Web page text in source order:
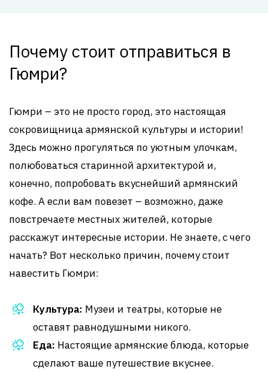
Почему стоит отправиться в
Гюмри?
Гюмри – это не просто город, это настоящая
сокровищница армянской культуры и истории!
Здесь можно прогуляться по уютным улочкам,
полюбоваться старинной архитектурой и,
конечно, попробовать вкуснейший армянский
кофе. А если вам повезет – возможно, даже
повстречаете местных жителей, которые
расскажут интересные истории. Не знаете, с чего
начать? Вот несколько причин, почему стоит
навестить Гюмри:
Культура: Музеи и театры, которые не
оставят равнодушными никого.
Еда: Настоящие армянские блюда, которые
сделают ваше путешествие вкуснее.